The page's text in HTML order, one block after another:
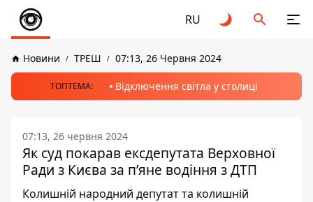
RU
Новини ТРЕШ 07:13, 26 Червня 2024
ТОПТЕМА: Відключення світла у столиці
07:13, 26 червня 2024
Як суд покарав ексдепутата Верховної
Ради з Києва за п’яне водіння з ДТП
Колишній народний депутат та колишній